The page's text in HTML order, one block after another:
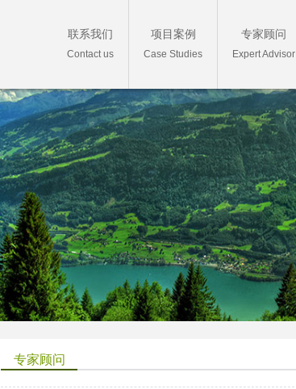
专家顾问
Expert Advisor
项目案例
Case Studies
联系我们
Contact us
专家顾问